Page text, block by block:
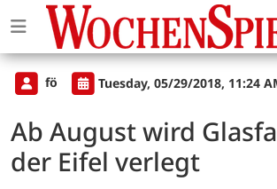
fö Tuesday, 05/29/2018, 11:24
Ab August wird
der Eifel verlegt